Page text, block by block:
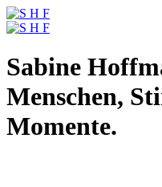
Sabine
Menschen,
Momente.